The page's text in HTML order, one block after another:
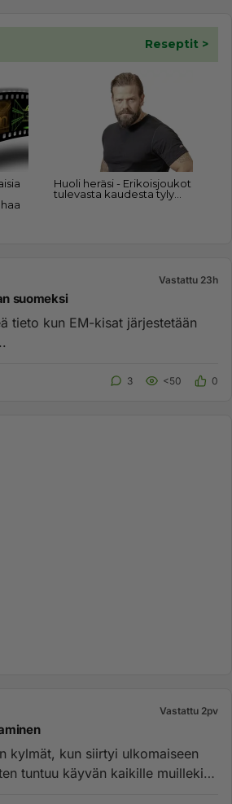
Vastattu 23h
suomeksi
tieto kun EM-kisat järjestetään
3 <50 0
Vastattu 2pv
kylmät, kun siirtyi ulkomaiseen
tuntuu käyvän kaikille muillekin